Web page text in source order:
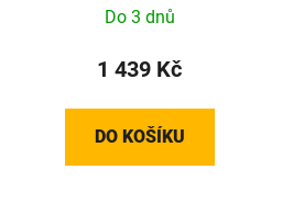
Do 3 dnů
1 439 Kč
DO KOŠÍKU